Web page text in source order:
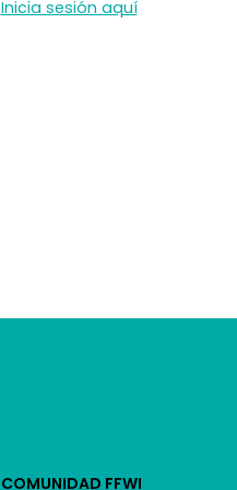
Inicia sesión aquí
COMUNIDAD FFWI